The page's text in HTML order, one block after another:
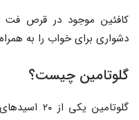
کافئین موجود در قرص فت
دشواری برای خواب را به
گلوتامین چیست؟
گلوتامین